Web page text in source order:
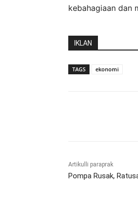
kebahagiaan dan
IKLAN
TAGS ekonomi
Artikulli paraprak
Pompa Rusak,